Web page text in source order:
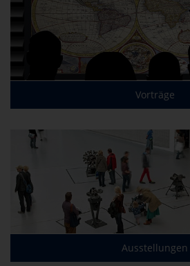
Vorträge
Ausstellungen